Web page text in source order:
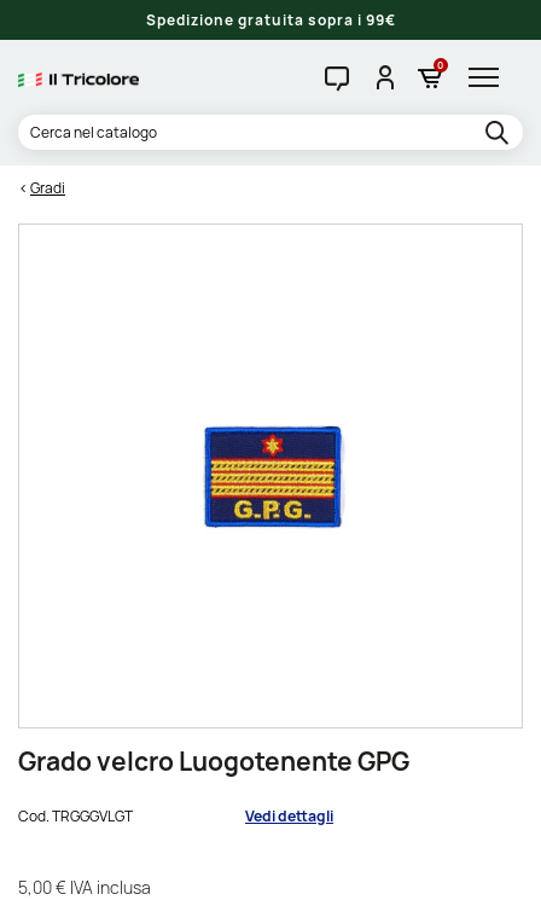
Spedizione gratuita sopra i 99€
0
Gradi
Grado velcro Luogotenente GPG
Cod.TRGGGVLGT Vedi dettagli
5,00 € IVA inclusa